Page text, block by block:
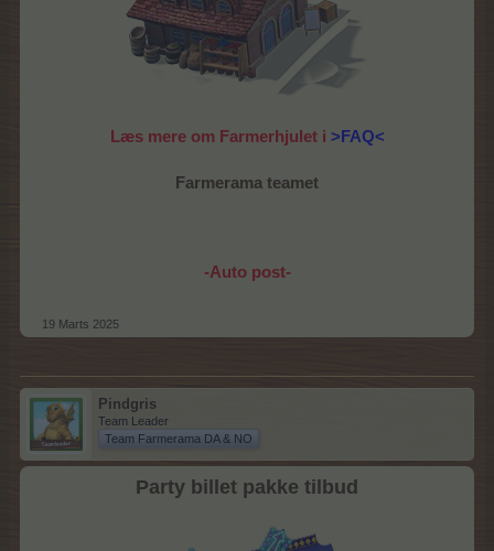
Læs mere om Farmerhjulet i >FAQ<
Farmerama teamet
-Auto post-
19 Marts 2025
Pindgris
Team Leader
Team Farmerama DA & NO
Party billet pakke tilbud